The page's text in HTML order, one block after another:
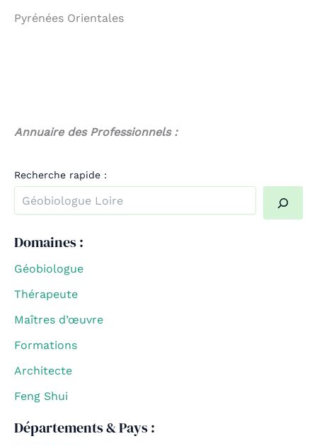
Annuaire des Professionnels :
Recherche rapide :
Domaines :
Géobiologue
Thérapeute
Maîtres d’œuvre
Formations
Architecte
Feng Shui
Départements & Pays :
Pyrénées Orientales